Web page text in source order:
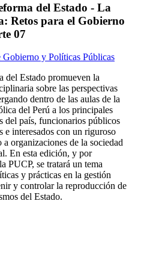
del Estado - La
Retos para el Gobierno
07
Gobierno y Políticas Públicas
del Estado promueven la
sobre las perspectivas
dentro de las aulas de la
del Perú a los principales
del país, funcionarios públicos
e interesados con un riguroso
organizaciones de la sociedad
En esta edición, y por
PUCP, se tratará un tema
y prácticas en la gestión
y controlar la reproducción de
del Estado.